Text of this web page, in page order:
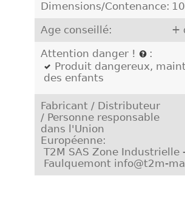
Dimensions/Contenance:
Age conseillé: +
Attention danger !
:
Produit dangereux,
des enfants
Fabricant / Distributeur
/ Personne responsable
dans l'Union
Européenne:
T2M SAS Zone Industrielle
Faulquemont info@t2m-